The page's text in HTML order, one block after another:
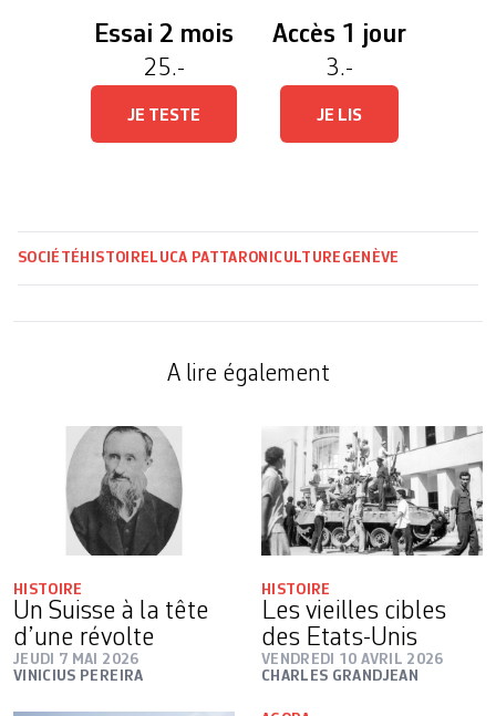
Essai 2 mois
25.-
JE TESTE
Accès 1 jour
3.-
JE LIS
SOCIÉTÉ HISTOIRE LUCA PATTARONI CULTURE GENÈVE
A lire également
HISTOIRE
Un Suisse à la tête
d’une révolte
JEUDI 7 MAI 2026
VINICIUS PEREIRA
HISTOIRE
Les vieilles cibles
des Etats-Unis
VENDREDI 10 AVRIL 2026
CHARLES GRANDJEAN